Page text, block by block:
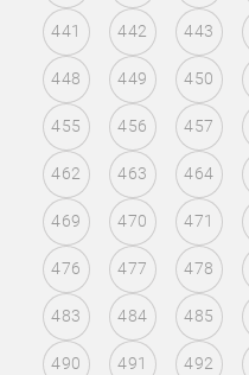
441 442 443
448 449 450
455 456 457
462 463 464
469 470 471
476 477 478
483 484 485
490 491 492